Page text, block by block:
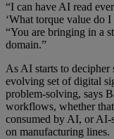
“I can have AI read
‘What torque value do I
“You are bringing in a
domain.”
As AI starts to decipher
evolving set of digital
problem-solving, says
workflows, whether
consumed by AI, or AI-
on manufacturing lines.